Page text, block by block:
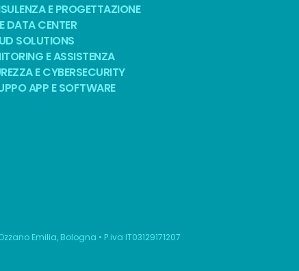
E PROGETTAZIONE
DATA CENTER
SOLUTIONS
E ASSISTENZA
E CYBERSECURITY
APP E SOFTWARE
Emilia, Bologna • P.iva IT03129171207